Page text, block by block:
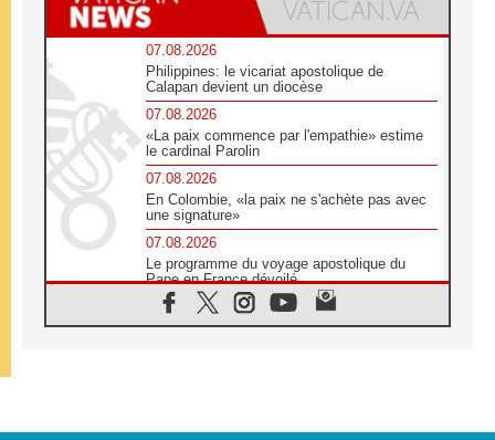
07.08.2026
Philippines: le vicariat apostolique de
Calapan devient un diocèse
07.08.2026
«La paix commence par l'empathie» estime
le cardinal Parolin
07.08.2026
En Colombie, «la paix ne s'achète pas avec
une signature»
07.08.2026
Le programme du voyage apostolique du
Pape en France dévoilé
07.08.2026
1ère Conférence continentale sur l'éducation
07.08.2026